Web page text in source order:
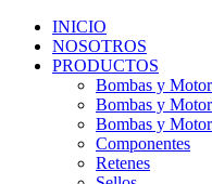
INICIO
NOSOTROS
PRODUCTOS
Bombas y
Bombas y
Bombas y
Componentes
Retenes